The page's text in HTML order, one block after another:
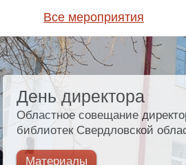
Все мероприятия
День директора
Областное совещание
библиотек Свердловской
Материалы